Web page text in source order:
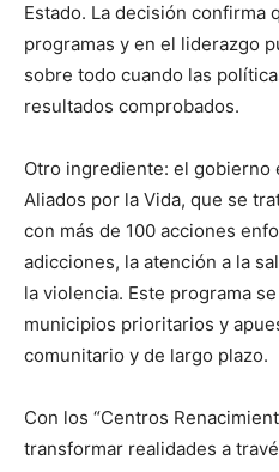
Estado. La decisión confirma
programas y en el liderazgo
sobre todo cuando las
resultados comprobados.
Otro ingrediente: el gobierno
Aliados por la Vida, que se
con más de 100 acciones
adicciones, la atención a la
la violencia. Este programa
municipios prioritarios y
comunitario y de largo plazo.
Con los “Centros
transformar realidades a